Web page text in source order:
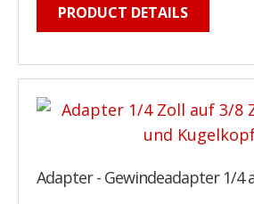
PRODUCT DETAILS
Adapter - Gewindeadapter 1/4